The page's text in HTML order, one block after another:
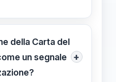
riduzione degli
e
influendo
qualità
della Carta del
un segnale
+